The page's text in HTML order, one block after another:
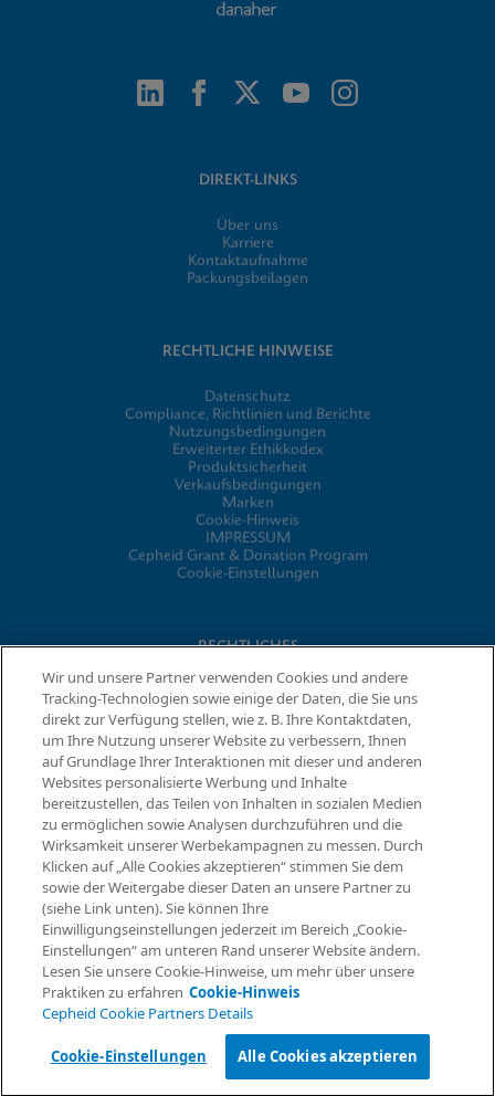
DIREKT-LINKS
Über uns
Karriere
Kontaktaufnahme
Packungsbeilagen
RECHTLICHE HINWEISE
Datenschutz
Compliance, Richtlinien und Berichte
Nutzungsbedingungen
Erweiterter Ethikkodex
Produktsicherheit
Verkaufsbedingungen
Marken
Cookie-Hinweis
IMPRESSUM
Cepheid Grant & Donation Program
Cookie-Einstellungen
RECHTLICHES
Datenschutzvereinbarung
Partner-Gemeinschaften
Allgemeine Geschäftsbedingungen für Informationssicherheit
© 2026 Cepheid. Cepheid®, das Cepheid-Logo, GeneXpert®,
Xpert® und I-CORE® sind Marken von Cepheid, die in den USA
und anderen Ländern eingetragen sind.
Wir und unsere Partner verwenden Cookies und andere
Tracking-Technologien sowie einige der Daten, die Sie uns
direkt zur Verfügung stellen, wie z. B. Ihre Kontaktdaten,
um Ihre Nutzung unserer Website zu verbessern, Ihnen
auf Grundlage Ihrer Interaktionen mit dieser und anderen
Websites personalisierte Werbung und Inhalte
bereitzustellen, das Teilen von Inhalten in sozialen Medien
zu ermöglichen sowie Analysen durchzuführen und die
Wirksamkeit unserer Werbekampagnen zu messen. Durch
Klicken auf „Alle Cookies akzeptieren“ stimmen Sie dem
sowie der Weitergabe dieser Daten an unsere Partner zu
(siehe Link unten). Sie können Ihre
Einwilligungseinstellungen jederzeit im Bereich „Cookie-
Einstellungen“ am unteren Rand unserer Website ändern.
Lesen Sie unsere Cookie-Hinweise, um mehr über unsere
Praktiken zu erfahren Cookie-Hinweis
Cepheid Cookie Partners Details
Cookie-Einstellungen Alle Cookies akzeptieren